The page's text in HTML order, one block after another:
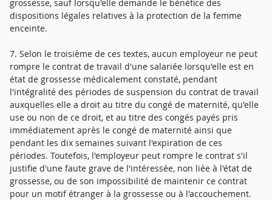
grossesse, sauf lorsqu'elle demande le bénéfice des
dispositions légales relatives à la protection de la femme
enceinte.
7. Selon le troisième de ces textes, aucun employeur ne peut
rompre le contrat de travail d'une salariée lorsqu'elle est en
état de grossesse médicalement constaté, pendant
l'intégralité des périodes de suspension du contrat de travail
auxquelles elle a droit au titre du congé de maternité, qu'elle
use ou non de ce droit, et au titre des congés payés pris
immédiatement après le congé de maternité ainsi que
pendant les dix semaines suivant l'expiration de ces
périodes. Toutefois, l'employeur peut rompre le contrat s'il
justifie d'une faute grave de l'intéressée, non liée à l'état de
grossesse, ou de son impossibilité de maintenir ce contrat
pour un motif étranger à la grossesse ou à l'accouchement.